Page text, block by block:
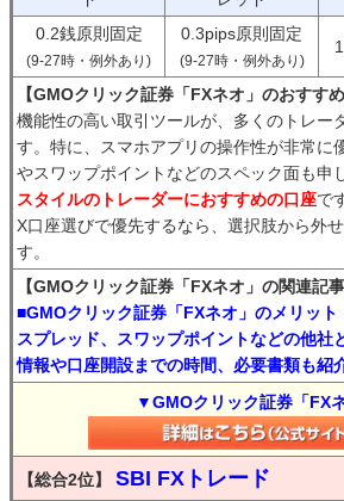
0.2銭原則固定
(9-27時・例外あり)
0.3pips原則固定
(9-27時・例外あり)
【GMOクリック証券「FXネオ」のおすすめ
機能性の高い取引ツールが、多くのトレー
す。特に、スマホアプリの操作性が非常に
やスワップポイントなどのスペック面も申
スタイルのトレーダーにおすすめの口座で
X口座選びで優先するなら、選択肢から外
す。
【GMOクリック証券「FXネオ」の関連記事
■GMOクリック証券「FXネオ」のメリット
スプレッド、スワップポイントなどの他社
情報や口座開設までの時間、必要書類も紹
▼GMOクリック証券「FX
【総合2位】 SBI FXトレード